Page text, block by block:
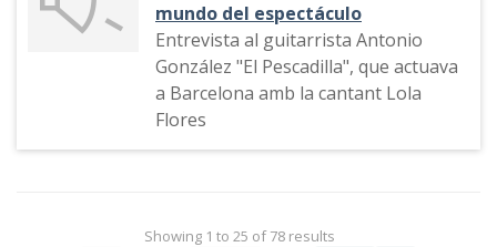
mundo del espectáculo
Entrevista al guitarrista Antonio
González "El Pescadilla", que actuava
a Barcelona amb la cantant Lola
Flores
Showing 1 to 25 of 78 results